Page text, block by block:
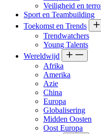
Veiligheid en
Sport en Teambuilding
Toekomst en Trends
Trendwatchers
Young Talents
Wereldwijd
Afrika
Amerika
Azie
China
Europa
Globalisering
Midden Oosten
Oost Europa